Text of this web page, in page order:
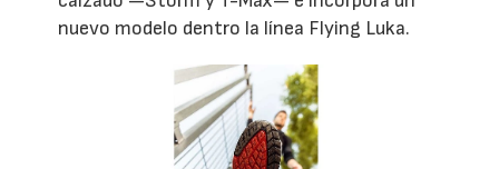
nuevo modelo dentro la línea Flying Luka.